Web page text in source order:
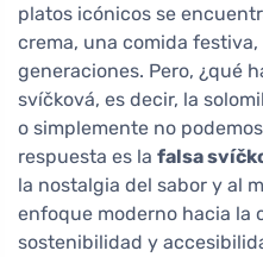
platos icónicos se
crema, una comida
generaciones. Pero, ¿qué
svíčková, es decir, la
o simplemente no
respuesta es la falsa
la nostalgia del sabor y al
enfoque moderno hacia la
sostenibilidad y